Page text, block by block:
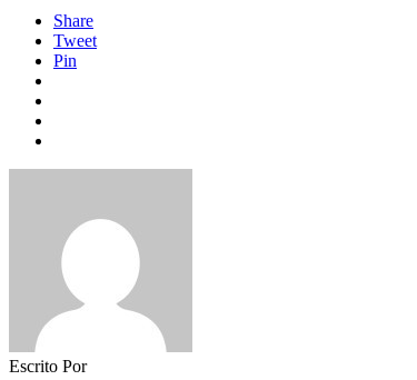
Share
Tweet
Pin
Escrito Por